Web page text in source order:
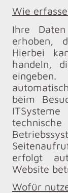
Wie
Ihre
erhoben,
Hierbei
handeln,
beim
erfolgt
Website
Wofür